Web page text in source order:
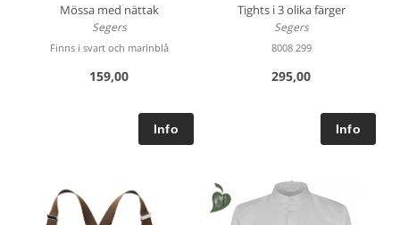
Mössa med nättak
Segers
Finns i svart och marinblå
159,00
Tights i 3 olika färger
Segers
8008 299
295,00